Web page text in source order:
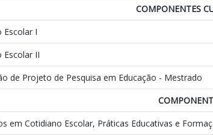
COMPONENTES
Escolar I
Escolar II
de Projeto de Pesquisa em Educação - Mestrado
em Cotidiano Escolar, Práticas Educativas e